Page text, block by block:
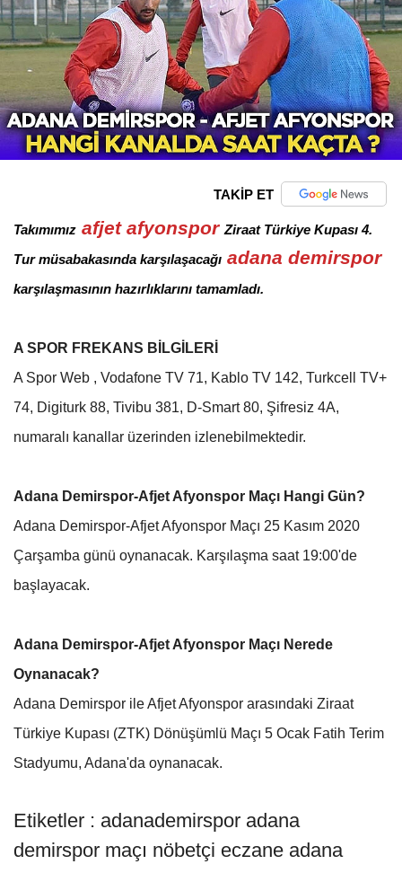
TAKİP ET
Takımımız afjet afyonspor Ziraat Türkiye Kupası 4.
Tur müsabakasında karşılaşacağı adana demirspor
karşılaşmasının hazırlıklarını tamamladı.
A SPOR FREKANS BİLGİLERİ
A Spor Web , Vodafone TV 71, Kablo TV 142, Turkcell TV+
74, Digiturk 88, Tivibu 381, D-Smart 80, Şifresiz 4A,
numaralı kanallar üzerinden izlenebilmektedir.
Adana Demirspor-Afjet Afyonspor Maçı Hangi Gün?
Adana Demirspor-Afjet Afyonspor Maçı 25 Kasım 2020
Çarşamba günü oynanacak. Karşılaşma saat 19:00'de
başlayacak.
Adana Demirspor-Afjet Afyonspor Maçı Nerede
Oynanacak?
Adana Demirspor ile Afjet Afyonspor arasındaki Ziraat
Türkiye Kupası (ZTK) Dönüşümlü Maçı 5 Ocak Fatih Terim
Stadyumu, Adana'da oynanacak.
Etiketler : adanademirspor adana
demirspor maçı nöbetçi eczane adana